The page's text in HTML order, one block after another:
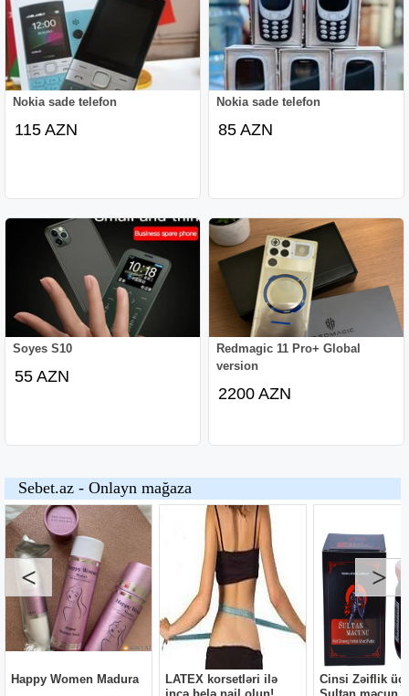
Nokia sade telefon
115 AZN
Nokia sade telefon
85 AZN
Soyes S10
55 AZN
Redmagic 11 Pro+ Global
version
2200 AZN